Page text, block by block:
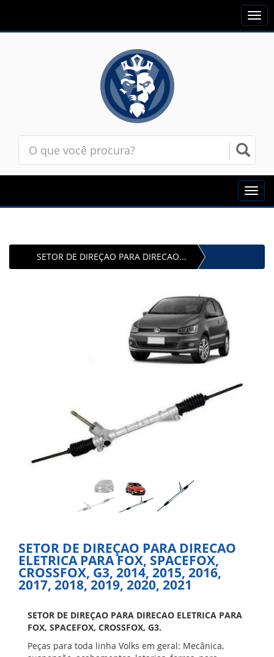
SETOR DE DIREÇAO PARA DIRECAO...
SETOR DE DIREÇAO PARA DIRECAO
ELETRICA PARA FOX, SPACEFOX,
CROSSFOX, G3, 2014, 2015, 2016,
2017, 2018, 2019, 2020, 2021
SETOR DE DIREÇAO PARA DIRECAO ELETRICA PARA
FOX, SPACEFOX, CROSSFOX, G3.
Peças para toda linha Volks em geral: Mecânica,